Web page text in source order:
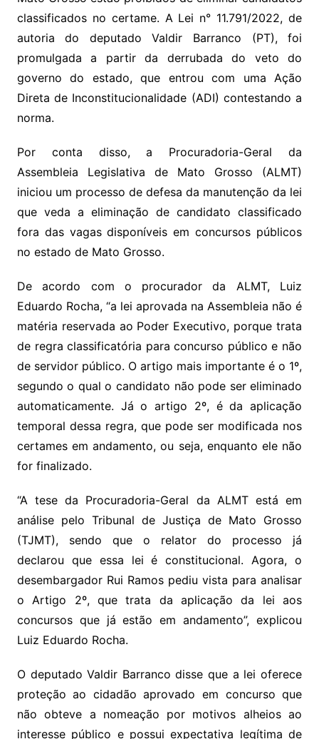
n
k
p
p
m
n
Cl
a
s
sr
o
m
n
g
s
a
g
e
o
k.
c
o
m
p
e
o
o
M
ai
l
a
d
s
l
e
classificados no certame. A Lei n° 11.791/2022, de
autoria do deputado Valdir Barranco (PT), foi
promulgada a partir da derrubada do veto do
governo do estado, que entrou com uma Ação
Direta de Inconstitucionalidade (ADI) contestando a
norma.
Por conta disso, a Procuradoria-Geral da
Assembleia Legislativa de Mato Grosso (ALMT)
iniciou um processo de defesa da manutenção da lei
que veda a eliminação de candidato classificado
fora das vagas disponíveis em concursos públicos
no estado de Mato Grosso.
De acordo com o procurador da ALMT, Luiz
Eduardo Rocha, “a lei aprovada na Assembleia não é
matéria reservada ao Poder Executivo, porque trata
de regra classificatória para concurso público e não
de servidor público. O artigo mais importante é o 1º,
segundo o qual o candidato não pode ser eliminado
automaticamente. Já o artigo 2º, é da aplicação
temporal dessa regra, que pode ser modificada nos
certames em andamento, ou seja, enquanto ele não
for finalizado.
“A tese da Procuradoria-Geral da ALMT está em
análise pelo Tribunal de Justiça de Mato Grosso
(TJMT), sendo que o relator do processo já
declarou que essa lei é constitucional. Agora, o
desembargador Rui Ramos pediu vista para analisar
o Artigo 2º, que trata da aplicação da lei aos
concursos que já estão em andamento”, explicou
Luiz Eduardo Rocha.
O deputado Valdir Barranco disse que a lei oferece
proteção ao cidadão aprovado em concurso que
não obteve a nomeação por motivos alheios ao
interesse público e possui expectativa legítima de